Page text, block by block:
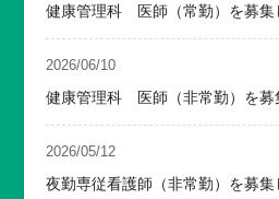
健康管理科 医師（常勤）を募集
2026/06/10
健康管理科 医師（非常勤）を募
2026/05/12
夜勤専従看護師（非常勤）を募集